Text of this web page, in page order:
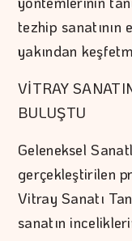
tezhip
yakından
VİTRAY
BULUŞTU
Geleneksel
gerçekleştirilen
Vitray Sanatı
sanatın